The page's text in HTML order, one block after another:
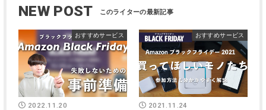
NEW POST
おすすめサービス
2022.11.20
おすすめサービス
2021.11.24